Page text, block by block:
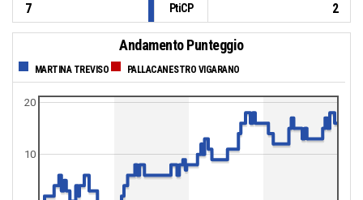
7
PtiCP 2
Andamento Punteggio
MARTINA TREVISO PALLACANESTRO VIGARANO
10
20